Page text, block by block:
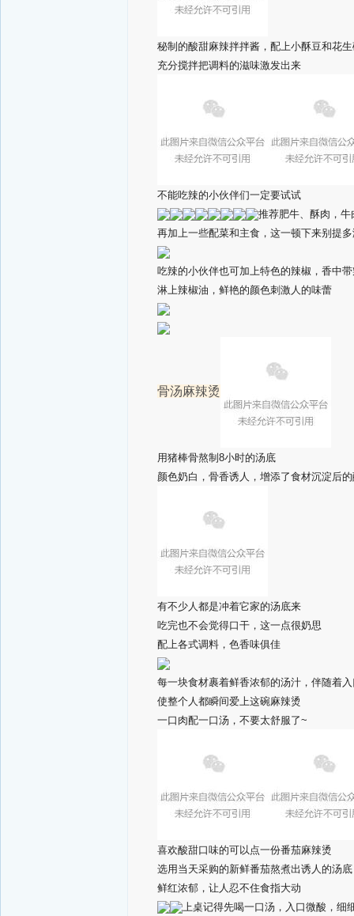
秘制的酸甜麻辣拌拌酱，配上小酥豆和花
充分搅拌把调料的滋味激发出来
不能吃辣的小伙伴们一定要试试
推荐肥牛、酥肉，
再加上一些配菜和主食，这一顿下来别提
吃辣的小伙伴也可加上特色的辣椒，香中
淋上辣椒油，鲜艳的颜色刺激人的味蕾
骨汤麻辣烫
用猪棒骨熬制8小时的汤底
颜色奶白，骨香诱人，增添了食材沉淀后
有不少人都是冲着它家的汤底来
吃完也不会觉得口干，这一点很奶思
配上各式调料，色香味俱佳
每一块食材裹着鲜香浓郁的汤汁，伴随着
使整个人都瞬间爱上这碗麻辣烫
一口肉配一口汤，不要太舒服了~
喜欢酸甜口味的可以点一份番茄麻辣烫
选用当天采购的新鲜番茄熬煮出诱人的汤底
鲜红浓郁，让人忍不住食指大动
上桌记得先喝一口汤，入口微酸，细